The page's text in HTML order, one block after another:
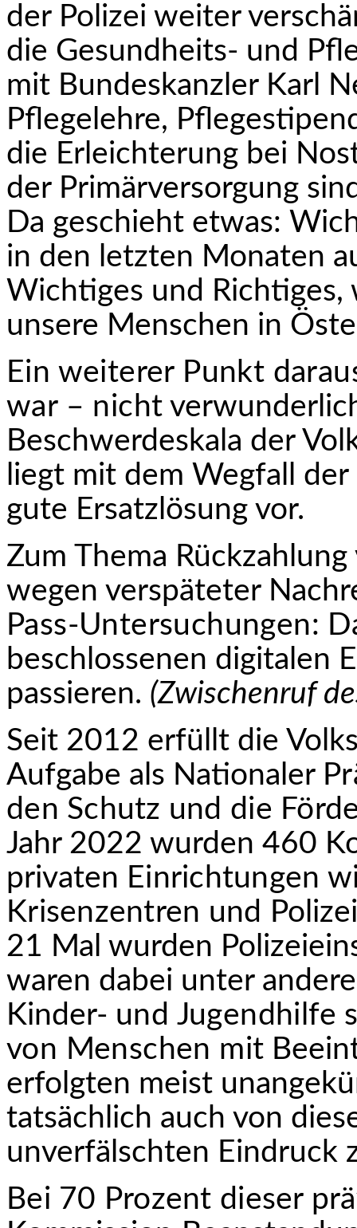
der Polizei weiter
die Gesundheits- und
mit Bundeskanzler Karl
Pflegelehre,
die Erleichterung bei
der Primärv­ersorgung
Da geschieht etwas:
in den letzten Monaten
Wichtiges und Richtiges,
unsere Menschen in
Ein weiterer Punkt
war – nicht
Beschwerdeskala der
liegt mit dem Wegfall
gute Ersatzlösung vor.
Zum Thema
wegen verspäteter Nach­
Pass-Untersuchungen:
beschlossenen digitalen
passieren. (Zwischenruf
Seit 2012 erfüllt die
Aufgabe als Nationaler
den Schutz und die
Jahr 2022 wurden 460
privaten Einrichtungen
Krisenzentren und
21 Mal wurden
waren dabei unter
Kinder- und Jugendhilfe
von Menschen mit
erfolgten meist
tatsächlich auch von
unverfälschten Eindruck
Bei 70 Prozent dieser